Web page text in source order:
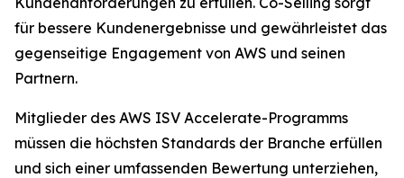
für bessere Kundenergebnisse und gewährleistet das
gegenseitige Engagement von AWS und seinen
Partnern.
Mitglieder des AWS ISV Accelerate-Programms
müssen die höchsten Standards der Branche erfüllen
und sich einer umfassenden Bewertung unterziehen,